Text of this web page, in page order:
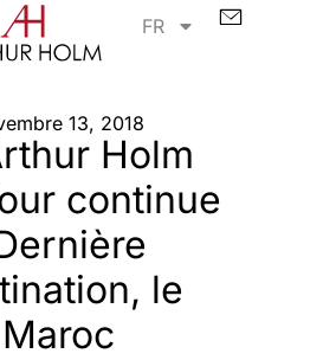
FR
13, 2018
Holm
continue
le
Maroc